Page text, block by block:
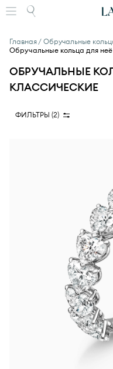
Главная
Обручальные
Обручальные кольца для
ОБРУЧАЛЬНЫЕ
КЛАССИЧЕСКИЕ
ФИЛЬТРЫ (2)